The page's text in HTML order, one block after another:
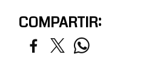
COMPARTIR: